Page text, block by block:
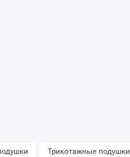
Трикотажные подушки